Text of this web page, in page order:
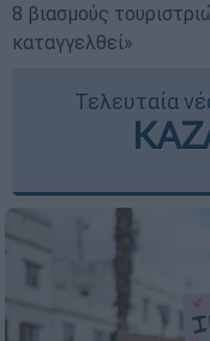
8 βιασμούς
καταγγελθεί»
Τελευταία